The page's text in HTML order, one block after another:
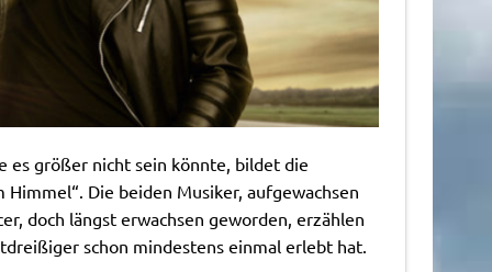
es größer nicht sein könnte, bildet die
Die beiden Musiker, aufgewachsen
doch längst erwachsen geworden, erzählen
schon mindestens einmal erlebt hat.